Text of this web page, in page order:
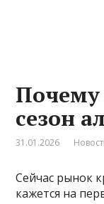
Почему
сезон
31.01.2026
Сейчас рынок
кажется на